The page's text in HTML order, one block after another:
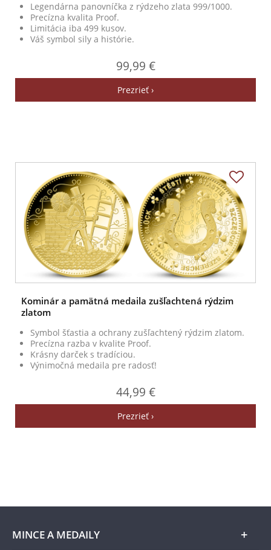
Legendárna panovníčka z rýdzeho zlata 999/1000.
Precízna kvalita Proof.
Limitácia iba 499 kusov.
Váš symbol sily a histórie.
99,99 €
Prezrieť ›
Kominár a pamätná medaila zušľachtená rýdzim
zlatom
Symbol šťastia a ochrany zušľachtený rýdzim zlatom.
Precízna razba v kvalite Proof.
Krásny darček s tradíciou.
Výnimočná medaila pre radosť!
44,99 €
Prezrieť ›
MINCE A MEDAILY